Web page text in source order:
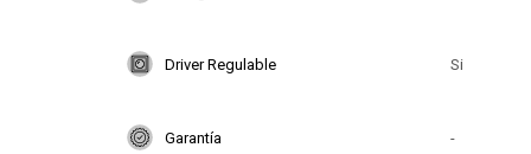
Driver Regulable Si
Garantía -